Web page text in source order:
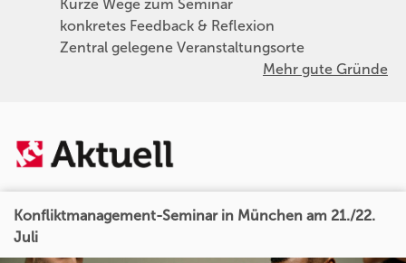
Kurze Wege zum Seminar
konkretes Feedback & Reflexion
Zentral gelegene Veranstaltungsorte
Mehr gute Gründe
Konfliktmanagement-Seminar in München am 21./22.
Juli